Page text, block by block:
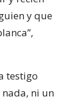
y que
testigo
nada, ni un